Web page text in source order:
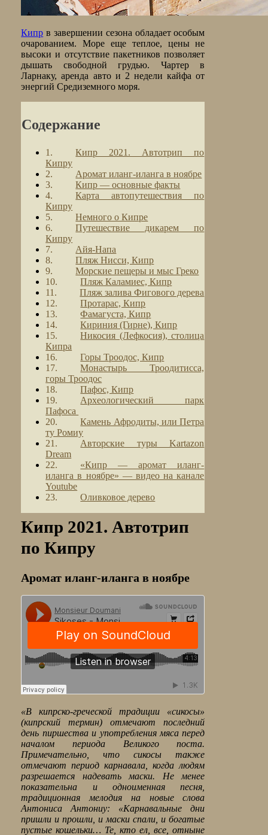
Кипр в завершении сезона обладает особым
очарованием. Море еще теплое, цены не
высоки и отсутствие пакетников позволяет
дышать свободной грудью. Чартер в
Ларнаку, аренда авто и 2 недели кайфа от
энергий Средиземного моря.
Содержание
Кипр 2021. Автотрип по
Кипру
Аромат иланг-иланга в ноябре
Кипр — основные факты
Карта автопутешествия по
Кипру
Немного о Кипре
Путешествие дикарем по
Кипру
Айя-Напа
Пляж Нисси, Кипр
Морские пещеры и мыс Греко
Пляж Каламиес, Кипр
Пляж залива Фигового дерева
Протарас, Кипр
Фамагуста, Кипр
Кириния (Гирне), Кипр
Никосия (Лефкосия), столица
Кипра
Горы Троодос, Кипр
Монастырь Троодитисса,
горы Троодос
Пафос, Кипр
Археологический парк
Пафоса
Камень Афродиты, или Петра
ту Ромиу
Авторские туры Kartazon
Dream
«Кипр — аромат иланг-
иланга в ноябре» — видео на канале
Youtube
Оливковое дерево
Кипр 2021. Автотрип
по Кипру
Аромат иланг-иланга в ноябре
«В кипрско-греческой традиции «сикосы»
(кипрский термин) отмечают последний
день пиршества и употребления мяса перед
началом периода Великого поста.
Примечательно, что сикосы также
отмечают период карнавала, когда людям
разрешается надевать маски. Не менее
показательна и одноименная песня,
традиционная мелодия на новые слова
Антониса Антониу: «Карнавальные дни
пришли и прошли, и маски спали, и богатые
пустые кошельки… Те, кто ел, все, отныне